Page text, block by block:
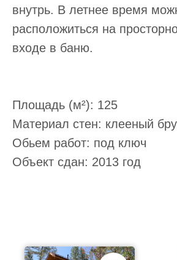
внутрь. В летнее время
расположиться на
входе в баню.
Площадь (м²): 125
Материал стен: клееный
Обьем работ: под ключ
Объект сдан: 2013 год